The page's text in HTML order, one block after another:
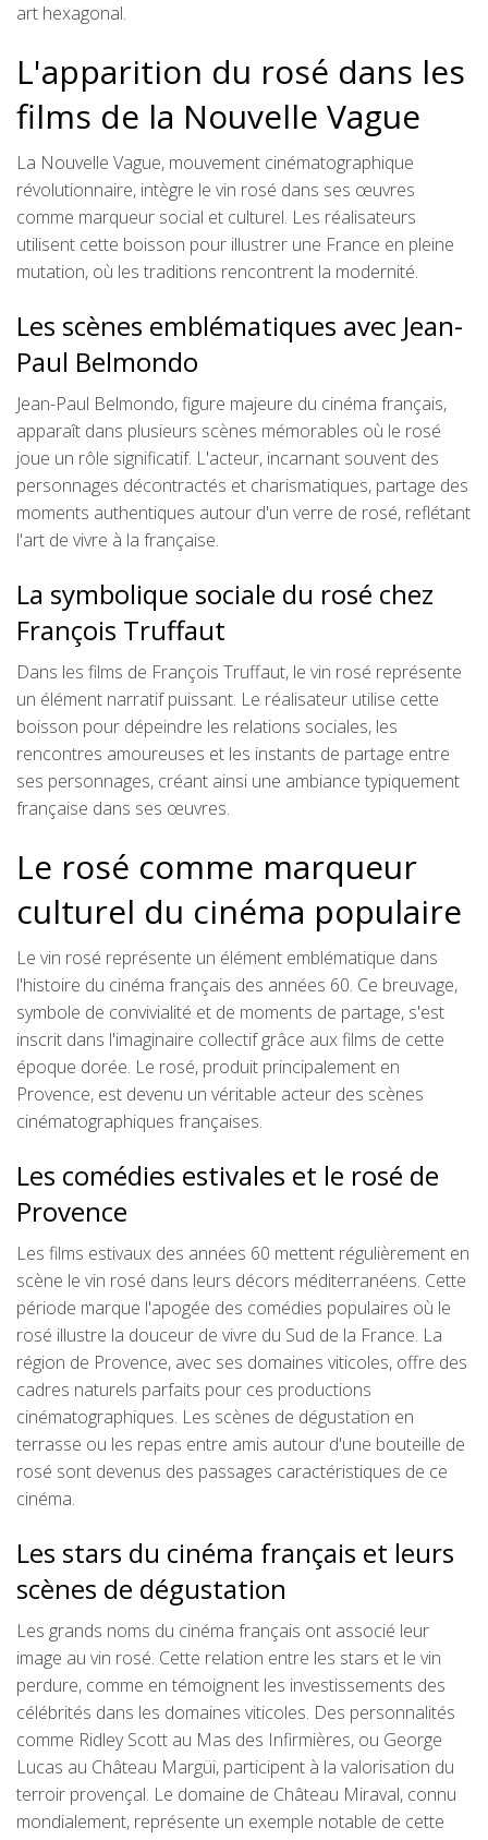
art hexagonal.
L'apparition du rosé dans les
films de la Nouvelle Vague
La Nouvelle Vague, mouvement cinématographique
révolutionnaire, intègre le vin rosé dans ses œuvres
comme marqueur social et culturel. Les réalisateurs
utilisent cette boisson pour illustrer une France en pleine
mutation, où les traditions rencontrent la modernité.
Les scènes emblématiques avec Jean-
Paul Belmondo
Jean-Paul Belmondo, figure majeure du cinéma français,
apparaît dans plusieurs scènes mémorables où le rosé
joue un rôle significatif. L'acteur, incarnant souvent des
personnages décontractés et charismatiques, partage des
moments authentiques autour d'un verre de rosé, reflétant
l'art de vivre à la française.
La symbolique sociale du rosé chez
François Truffaut
Dans les films de François Truffaut, le vin rosé représente
un élément narratif puissant. Le réalisateur utilise cette
boisson pour dépeindre les relations sociales, les
rencontres amoureuses et les instants de partage entre
ses personnages, créant ainsi une ambiance typiquement
française dans ses œuvres.
Le rosé comme marqueur
culturel du cinéma populaire
Le vin rosé représente un élément emblématique dans
l'histoire du cinéma français des années 60. Ce breuvage,
symbole de convivialité et de moments de partage, s'est
inscrit dans l'imaginaire collectif grâce aux films de cette
époque dorée. Le rosé, produit principalement en
Provence, est devenu un véritable acteur des scènes
cinématographiques françaises.
Les comédies estivales et le rosé de
Provence
Les films estivaux des années 60 mettent régulièrement en
scène le vin rosé dans leurs décors méditerranéens. Cette
période marque l'apogée des comédies populaires où le
rosé illustre la douceur de vivre du Sud de la France. La
région de Provence, avec ses domaines viticoles, offre des
cadres naturels parfaits pour ces productions
cinématographiques. Les scènes de dégustation en
terrasse ou les repas entre amis autour d'une bouteille de
rosé sont devenus des passages caractéristiques de ce
cinéma.
Les stars du cinéma français et leurs
scènes de dégustation
Les grands noms du cinéma français ont associé leur
image au vin rosé. Cette relation entre les stars et le vin
perdure, comme en témoignent les investissements des
célébrités dans les domaines viticoles. Des personnalités
comme Ridley Scott au Mas des Infirmières, ou George
Lucas au Château Margüi, participent à la valorisation du
terroir provençal. Le domaine de Château Miraval, connu
mondialement, représente un exemple notable de cette